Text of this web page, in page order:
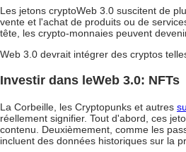
Les jetons cryptoWeb 3.0 suscitent de
vente et l'achat de produits ou de
tête, les crypto-monnaies peuvent
Web 3.0 devrait intégrer des cryptos
Investir dans leWeb 3.0: NFTs
La Corbeille, les Cryptopunks et autres
réellement signifier. Tout d'abord, ces
contenu. Deuxièmement, comme les
incluent des données historiques sur la